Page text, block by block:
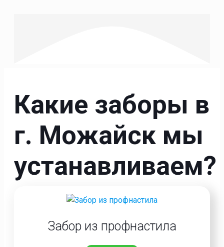
Какие заборы в
г. Можайск мы
устанавливаем?
Забор из профнастила